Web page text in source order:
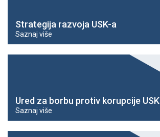
Strategija razvoja USK-a
Saznaj više
Ured za borbu protiv korupcije USK
Saznaj više